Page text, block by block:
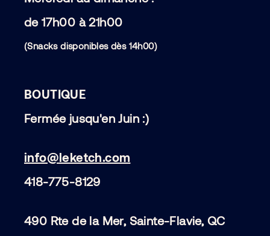
de 17h00 à 21h00
(Snacks disponibles dès 14h00)
BOUTIQUE
Fermée jusqu'en Juin :)
info@leketch.com
418-775-8129
490 Rte de la Mer, Sainte-Flavie, QC